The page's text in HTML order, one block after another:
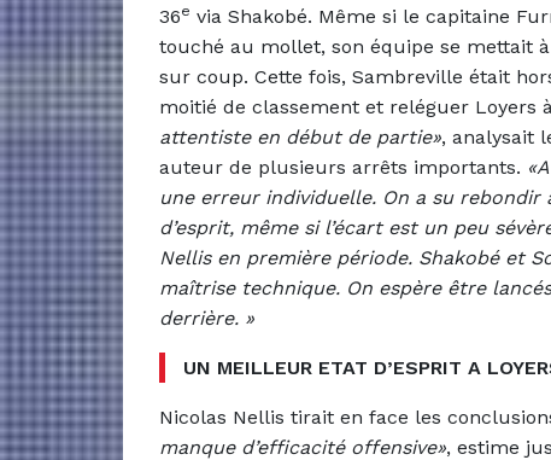
36e via Shakobé. Même si le capitaine
touché au mollet, son équipe se mettait
sur coup. Cette fois, Sambreville était
moitié de classement et reléguer Loyers
attentiste en début de partie», analysait
auteur de plusieurs arrêts importants.
une erreur individuelle. On a su
d’esprit, même si l’écart est un peu
Nellis en première période. Shakobé et
maîtrise technique. On espère être
derrière. »
UN MEILLEUR ETAT D’ESPRIT A
Nicolas Nellis tirait en face les
manque d’efficacité offensive», estime